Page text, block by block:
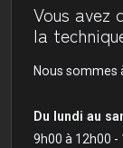
Vous avez
la
Nous sommes
Du lundi au
9h00 à 12h00 -